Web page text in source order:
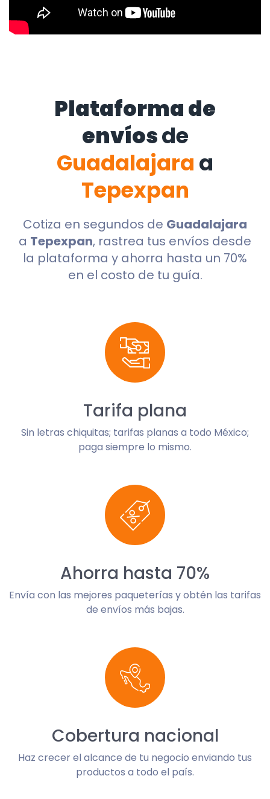
Plataforma de
envíosde
Guadalajara a
Tepexpan
Cotiza en segundos de Guadalajara
a Tepexpan, rastrea tus envíos desde
la plataforma y ahorra hasta un 70%
en el costo de tu guía.
Tarifa plana
Sin letras chiquitas; tarifas planas a todo México;
paga siempre lo mismo.
Ahorra hasta 70%
Envía con las mejores paqueterías y obtén las tarifas
de envíos más bajas.
Cobertura nacional
Haz crecer el alcance de tu negocio enviando tus
productos a todo el país.